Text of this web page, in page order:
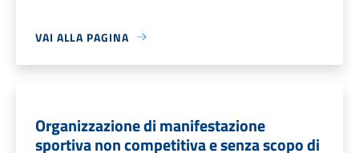
VAI ALLA PAGINA
Organizzazione di manifestazione
sportiva non competitiva e senza scopo di